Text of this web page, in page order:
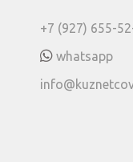
+7 (927) 655-
whatsapp